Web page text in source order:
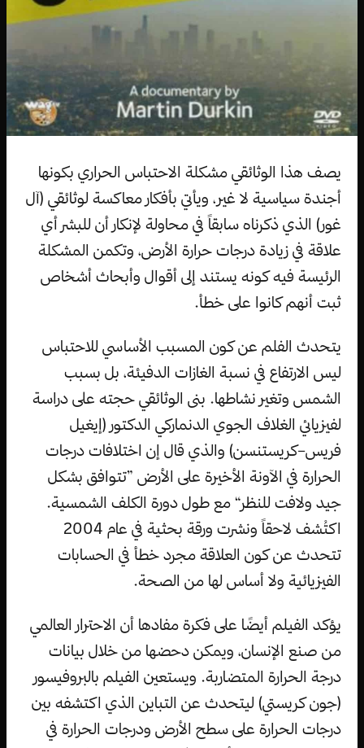
يصف هذا الوثائقي مشكلة الاحتباس الحراري بكونها
أجندة سياسية لا غير، ويأتي بأفكار معاكسة لوثائقي (آل
غور) الذي ذكرناه سابقاً في محاولة لإنكار أن للبشر أي
علاقة في زيادة درجات حرارة الأرض، وتكمن المشكلة
الرئيسة فيه كونه يستند إلى أقوال وأبحاث أشخاص
ثبت أنهم كانوا على خطأ.
يتحدث الفلم عن كون المسبب الأساسي للاحتباس
ليس الارتفاع في نسبة الغازات الدفيئة، بل بسبب
الشمس وتغير نشاطها. بنى الوثائقي حجته على دراسة
لفيزيائي الغلاف الجوي الدنماركي الدكتور (إيغيل
فريس–كريستنسن) والذي قال إن اختلافات درجات
الحرارة في الآونة الأخيرة على الأرض ”تتوافق بشكل
جيد ولافت للنظر“ مع طول دورة الكلف الشمسية.
اكتُشف لاحقاً ونشرت ورقة بحثية في عام 2004
تتحدث عن كون العلاقة مجرد خطأ في الحسابات
الفيزيائية ولا أساس لها من الصحة.
يؤكد الفيلم أيضًا على فكرة مفادها أن الاحترار العالمي
من صنع الإنسان، ويمكن دحضها من خلال بيانات
درجة الحرارة المتضاربة. ويستعين الفيلم بالبروفيسور
(جون كريستي) ليتحدث عن التباين الذي اكتشفه بين
درجات الحرارة على سطح الأرض ودرجات الحرارة في